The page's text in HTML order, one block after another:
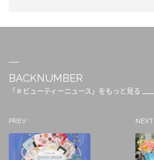
BACKNUMBER
「＃ビューティーニュース」をもっと見る
PREV NEXT